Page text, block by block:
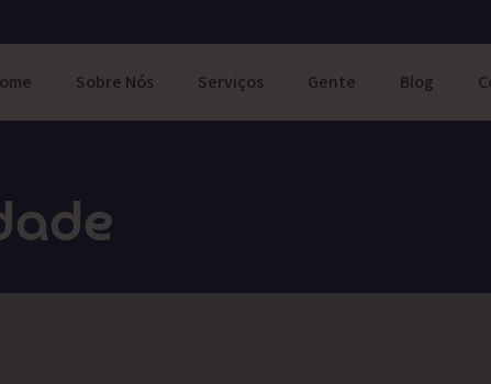
Sobre Nós Serviços Gente Blog